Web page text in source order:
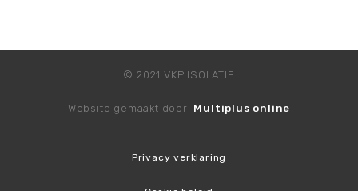
© 2021 VKP ISOLATIE
Website gemaakt door: Multiplus online
Privacy verklaring